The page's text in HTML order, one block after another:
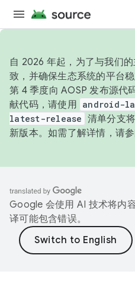
自 2026 年起，为了与我们
致，并确保生态系统的平台
第 4 季度向 AOSP 发布源代
献代码，请使用 android-
latest-release 清单分支
新版本。如需了解详情，请
Google 会使用 AI 技术将内
译可能包含错误。